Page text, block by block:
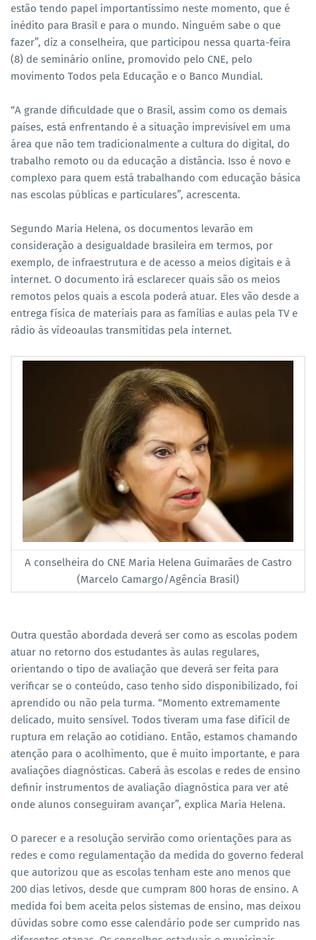
estão tendo papel importantíssimo neste momento, que é
inédito para Brasil e para o mundo. Ninguém sabe o que
fazer”, diz a conselheira, que participou nessa quarta-feira
(8) de seminário online, promovido pelo CNE, pelo
movimento Todos pela Educação e o Banco Mundial.
“A grande dificuldade que o Brasil, assim como os demais
países, está enfrentando é a situação imprevisível em uma
área que não tem tradicionalmente a cultura do digital, do
trabalho remoto ou da educação a distância. Isso é novo e
complexo para quem está trabalhando com educação básica
nas escolas públicas e particulares”, acrescenta.
Segundo Maria Helena, os documentos levarão em
consideração a desigualdade brasileira em termos, por
exemplo, de infraestrutura e de acesso a meios digitais e à
internet. O documento irá esclarecer quais são os meios
remotos pelos quais a escola poderá atuar. Eles vão desde a
entrega física de materiais para as famílias e aulas pela TV e
rádio às vídeoaulas transmitidas pela internet.
A conselheira do CNE Maria Helena Guimarães de Castro
(Marcelo Camargo/Agência Brasil)
Outra questão abordada deverá ser como as escolas podem
atuar no retorno dos estudantes às aulas regulares,
orientando o tipo de avaliação que deverá ser feita para
verificar se o conteúdo, caso tenho sido disponibilizado, foi
aprendido ou não pela turma. “Momento extremamente
delicado, muito sensível. Todos tiveram uma fase difícil de
ruptura em relação ao cotidiano. Então, estamos chamando
atenção para o acolhimento, que é muito importante, e para
avaliações diagnósticas. Caberá às escolas e redes de ensino
definir instrumentos de avaliação diagnóstica para ver até
onde alunos conseguiram avançar”, explica Maria Helena.
O parecer e a resolução servirão como orientações para as
redes e como regulamentação da medida do governo federal
que autorizou que as escolas tenham este ano menos que
200 dias letivos, desde que cumpram 800 horas de ensino. A
medida foi bem aceita pelos sistemas de ensino, mas deixou
dúvidas sobre como esse calendário pode ser cumprido nas